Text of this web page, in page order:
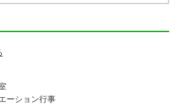
ーション行事